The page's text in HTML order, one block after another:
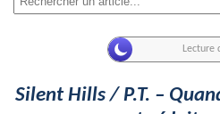
Silent Hills / P.T. –